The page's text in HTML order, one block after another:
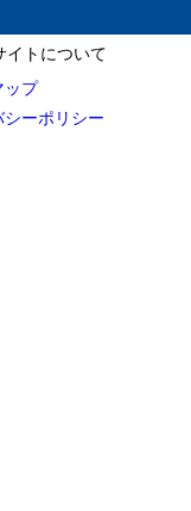
イトについて
ップ
シーポリシー